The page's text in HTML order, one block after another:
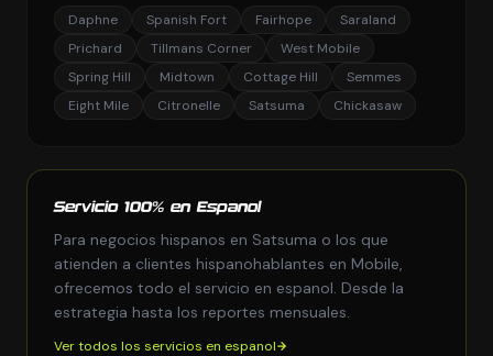
Daphne Spanish Fort Fairhope
Saraland
Prichard
Tillmans Corner
West Mobile
Spring Hill
Midtown Cottage Hill
Semmes
Eight Mile
Citronelle Satsuma Chickasaw
Servicio 100% en Espanol
Para negocios hispanos en Satsuma o los que
atienden a clientes hispanohablantes en Mobile,
ofrecemos todo el servicio en espanol. Desde la
estrategia hasta los reportes mensuales.
Ver todos los servicios en espanol